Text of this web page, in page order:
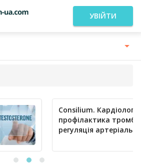
УВІЙТИ
сьогодні:
та ефективна
тиску